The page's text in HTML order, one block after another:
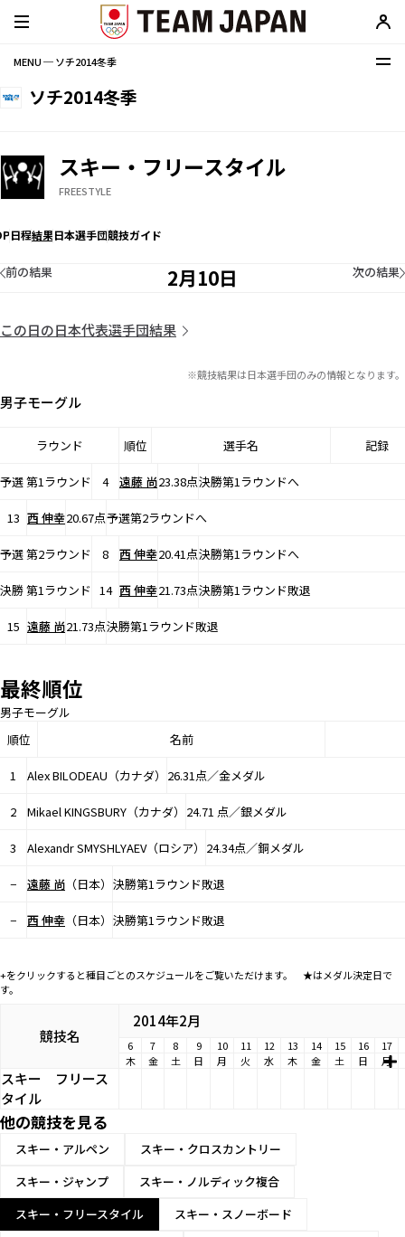
MENU ─ ソチ2014冬季
ソチ2014冬季
スキー・フリースタイル
FREESTYLE
日程結果日本選手団競技ガイド
2月10日
前の結果 次の結果
この日の日本代表選手団結果
※競技結果は日本選手団のみの情報となります。
男子モーグル
ラウンド 順位 選手名 記録
予選 第1ラウンド 4 遠藤 尚23.38点決勝第1ラウンドへ
13 西 伸幸20.67点予選第2ラウンドへ
予選 第2ラウンド 8 西 伸幸20.41点決勝第1ラウンドへ
決勝 第1ラウンド 14 西 伸幸21.73点決勝第1ラウンド敗退
15 遠藤 尚21.73点決勝第1ラウンド敗退
最終順位
男子モーグル
順位
名前
1 Alex BILODEAU（カナダ） 26.31点／金メダル
2 Mikael KINGSBURY（カナダ） 24.71 点／銀メダル
3 Alexandr SMYSHLYAEV（ロシア） 24.34点／銅メダル
− 遠藤 尚 （日本） 決勝第1ラウンド敗退
− 西 伸幸 （日本） 決勝第1ラウンド敗退
+をクリックすると種目ごとのスケジュールをご覧いただけます。 ★はメダル決定日で
す。
競技名
2014年2月
6 7 8 9 10 11 12 13 14 15 16 17
木
金 土 日 月 火 水 木 金 土 日 月
スキー フリース
タイル
他の競技を見る
スキー・アルペン
スキー・クロスカントリー
スキー・ジャンプ
スキー・ノルディック複合
スキー・フリースタイル
スキー・スノーボード